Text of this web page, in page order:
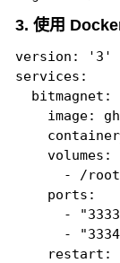
3. 使用
version: '3'
services:
  bitmagnet:
image:
    volumes:
- /
    ports:
-
-
restart: